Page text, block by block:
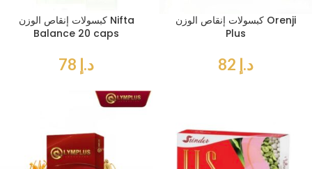
كبسولات إنقاص الوزن Nifta
Balance 20 caps
د.إ
كبسولات إنقاص الوزن Orenji
Plus
د.إ